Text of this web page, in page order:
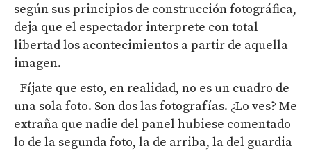
según sus principios de construcción fotográfica,
deja que el espectador interprete con total
libertad los acontecimientos a partir de aquella
imagen.
‒Fíjate que esto, en realidad, no es un cuadro de
una sola foto. Son dos las fotografías. ¿Lo ves? Me
extraña que nadie del panel hubiese comentado
lo de la segunda foto, la de arriba, la del guardia